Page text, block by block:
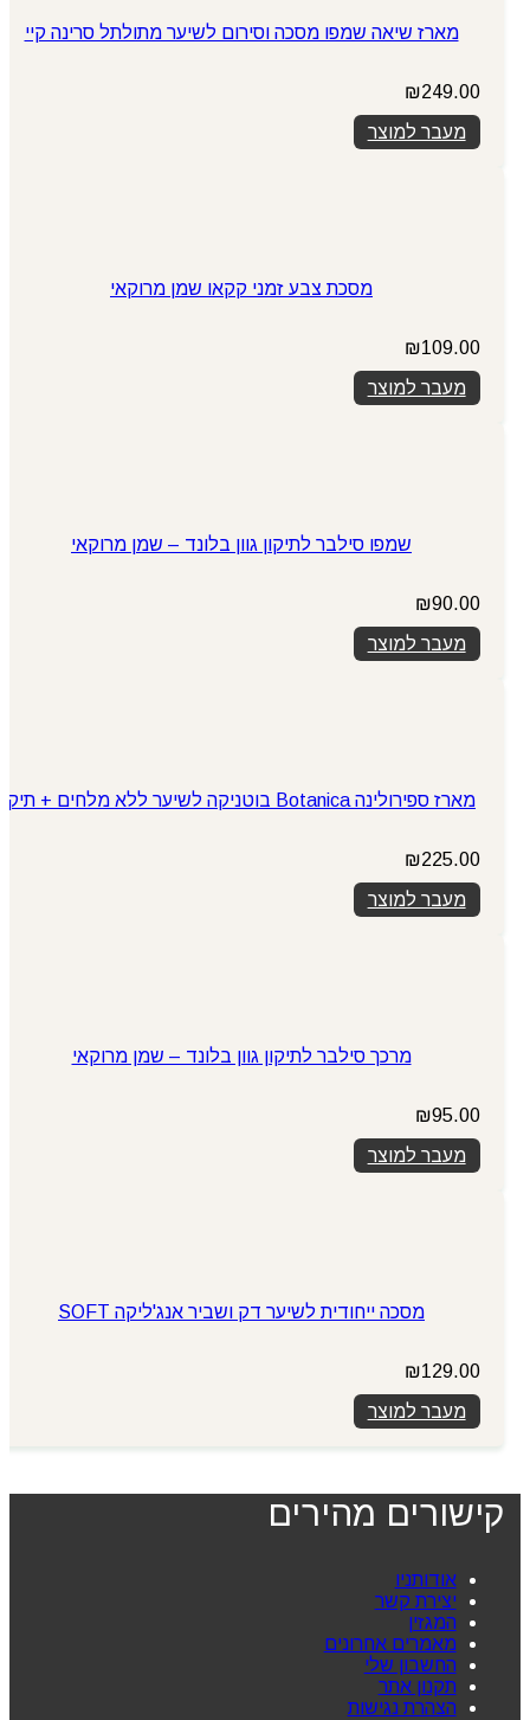
מארז שיאה שמפו מסכה וסירום לשיער מתולתל סרינה קיי
₪249.00
מעבר למוצר
מסכת צבע זמני קקאו שמן מרוקאי
₪109.00
מעבר למוצר
שמפו סילבר לתיקון גוון בלונד – שמן מרוקאי
₪90.00
מעבר למוצר
מארז ספירולינה Botanica בוטניקה לשיער ללא מלחים + תיק
₪225.00
מעבר למוצר
מרכך סילבר לתיקון גוון בלונד – שמן מרוקאי
₪95.00
מעבר למוצר
מסכה ייחודית לשיער דק ושביר אנג'ליקה SOFT
₪129.00
מעבר למוצר
קישורים מהירים
אודותניו
יצירת קשר
המגזין
מאמרים אחרונים
החשבון שלי
תקנון אתר
הצהרת נגישות